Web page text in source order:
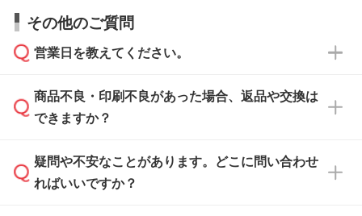
い合わせください。
なお、印刷用データの作り方に関する詳細は、
から添付してお送りください。
・解像度の低いデータをトレース/調整してほ
しい
解像度の低い画像や、手書きのイラスト、写真
などを、印刷に適したベクターデータに変換し
・フルカラーデータを1色に変換してほしい
お見積・ご注文・
相談いただきますと、担当スタッフがお客様の
ご希望や商品の本体色を確認し、印刷色をご提
本体色がブラック、ネイビーなど濃色の場合は
白色か淡い色の印刷色をおすすめしておりま
す。
本体色がナチュラルなど淡色の場合、印刷をく
っきりと目立たせたいときは濃い印刷色が、柔
らかい雰囲気にしたいときは淡い印刷色が映え
その他のご質問
営業日を教えてください。
営業日は平日の10:00～18:00で、土日祝日はお
休みとなります。注文・見積・お問い合わせ
速やかに対応いたします。
商品不良・印刷不良があった場合、返品や交換は
できますか？
お手数をお掛けいたしますが、至急担当スタッ
フまでご連絡ください。商品の状況を確認し、
疑問や不安なことがあります。どこに問い合わせ
ればいいですか？